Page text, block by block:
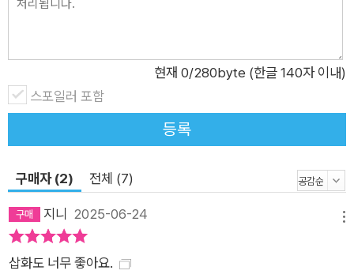
나란히 걷기 시작한다. 그 걸음들은 멈추었던 메아리의 시간을 다
시 흐르게 한다. 카우보이모자에 얽힌 일화를 말해 주는 두나에게
서, 메아리와 돌멩이를 주웠던 시간을 기억하는 한별이에게서, 메
아리의 책상에 꽃을 올려놓는 단비에게서, 메아리가 부르려고 했
이모에게서, 누나를 기억하고 사랑하는 모두에게서. 그리하여 산
할 수 있었고, 함께였기에 많은 걸 해낼 수 있었던 산이 곁엔 세상
의 소리들을 함께 들어 주는 또 다른 이들이 있다. 『나비도감』은
약한 마음이 힘을 내는 눈부신 순간들을 목격할 수 있는 동화다.
현재 0/280byte (한글 140자 이내)
스포일러 포함
등록
구매자 (2) 전체 (7)
지니 2025-06-24
삽화도 너무 좋아요.